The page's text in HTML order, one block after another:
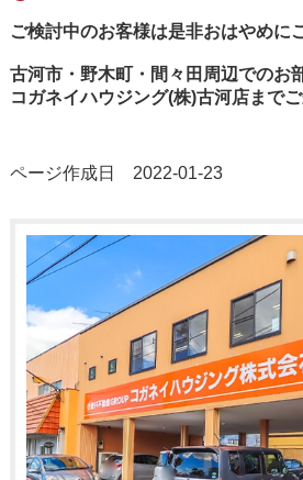
ご検討中のお客様は是非おはやめに
古河市・野木町・間々田周辺でのお
コガネイハウジング(株)古河店まで
ページ作成日 2022-01-23